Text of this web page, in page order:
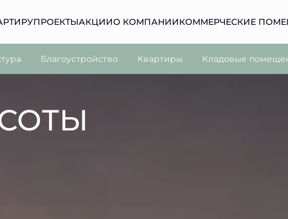
Благоустройство Квартиры Кладовые
ПРОЕКТЫАКЦИИО КОМПАНИИКОММЕРЧЕСКИЕ